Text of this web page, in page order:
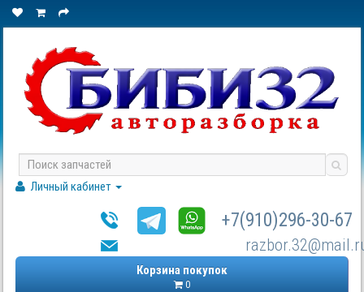
Личный кабинет
+7(910)296-30-67
Корзина покупок
0